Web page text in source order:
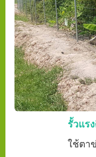
รั้วแร
ใช้ตา